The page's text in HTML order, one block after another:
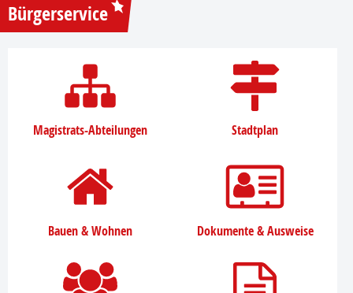
Bürgerservice
Magistrats-Abteilungen Stadtplan
Bauen & Wohnen Dokumente & Ausweise